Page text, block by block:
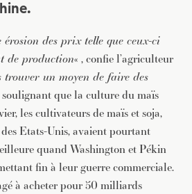
des prix telle que ceux-ci
de production« , confie l’agriculteur
trouver un moyen de faire des
que la culture du maïs
les cultivateurs de maïs et soja,
Etats-Unis, avaient pourtant
quand Washington et Pékin
fin à leur guerre commerciale.
à acheter pour 50 milliards